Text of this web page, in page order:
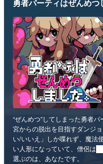
勇者パーティはぜんめつ
“ぜんめつ”してしまった勇者
宮からの脱出を目指すダンジ
い/いいえ」しか喋れず、魔法
い人形になっていて、僧侶は
選ぶのは、あなたです。